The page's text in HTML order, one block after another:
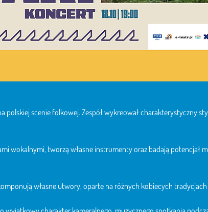
polskiej scenie folkowej. Zespół wykreował charakterystyczny
wokalnymi, tworzą własne instrumenty oraz badają potencjał
własne utwory, oparte na różnych kobiecych